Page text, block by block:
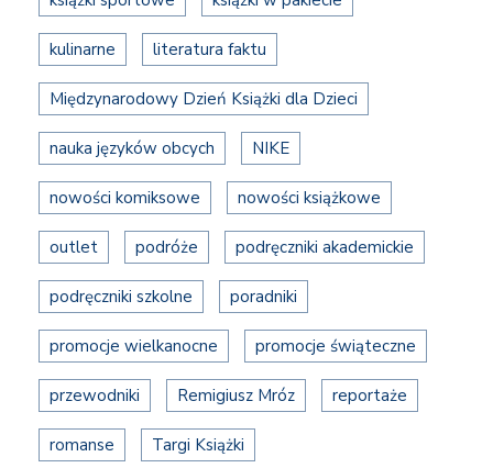
kulinarne literatura faktu
Międzynarodowy Dzień Książki dla Dzieci
nauka języków obcych NIKE
nowości komiksowe nowości książkowe
outlet podróże podręczniki akademickie
podręczniki szkolne poradniki
promocje wielkanocne promocje świąteczne
przewodniki Remigiusz Mróz reportaże
romanse Targi Książki